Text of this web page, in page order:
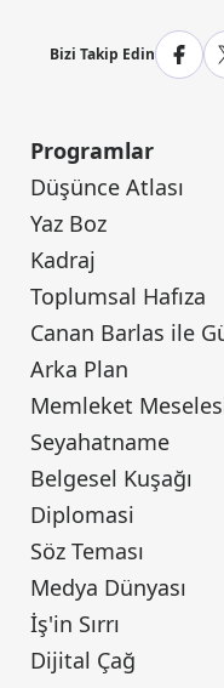
Bizi Takip Edin
Programlar
Düşünce Atlası
Yaz Boz
Kadraj
Toplumsal Hafıza
Arka Plan
Memleket
Seyahatname
Belgesel Kuşağı
Diplomasi
Söz Teması
Medya Dünyası
İş'in Sırrı
Dijital Çağ